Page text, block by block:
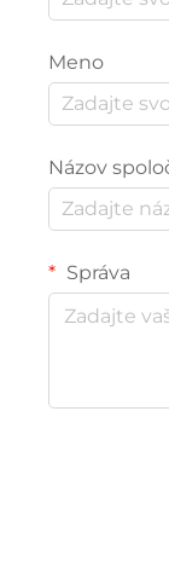
Meno
Názov
Správa